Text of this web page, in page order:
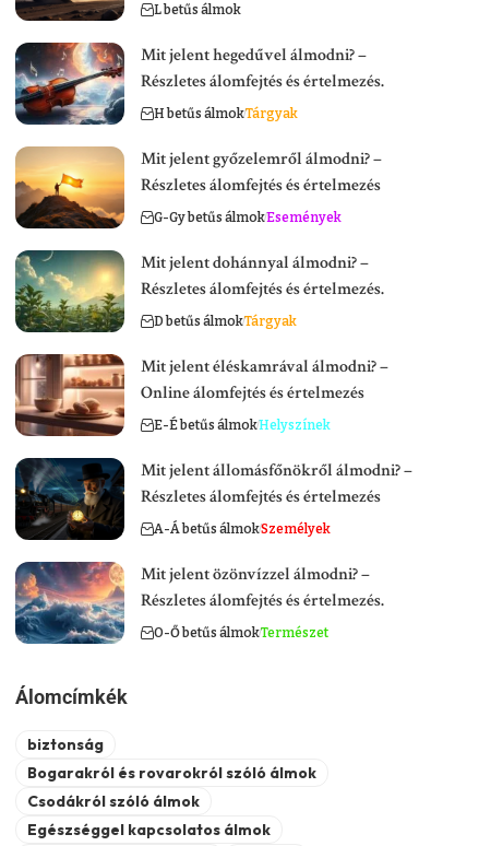
L betűs álmok
Mit jelent hegedűvel álmodni? –
Részletes álomfejtés és értelmezés.
H betűs álmokTárgyak
Mit jelent győzelemről álmodni? –
Részletes álomfejtés és értelmezés
G-Gy betűs álmokEsemények
Mit jelent dohánnyal álmodni? –
Részletes álomfejtés és értelmezés.
D betűs álmokTárgyak
Mit jelent éléskamrával álmodni? –
Online álomfejtés és értelmezés
E-É betűs álmokHelyszínek
Mit jelent állomásfőnökről álmodni? –
Részletes álomfejtés és értelmezés
A-Á betűs álmokSzemélyek
Mit jelent özönvízzel álmodni? –
Részletes álomfejtés és értelmezés.
O-Ő betűs álmokTermészet
Álomcímkék
biztonság
Bogarakról és rovarokról szóló álmok
Csodákról szóló álmok
Egészséggel kapcsolatos álmok